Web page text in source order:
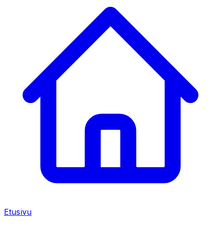
Etusivu